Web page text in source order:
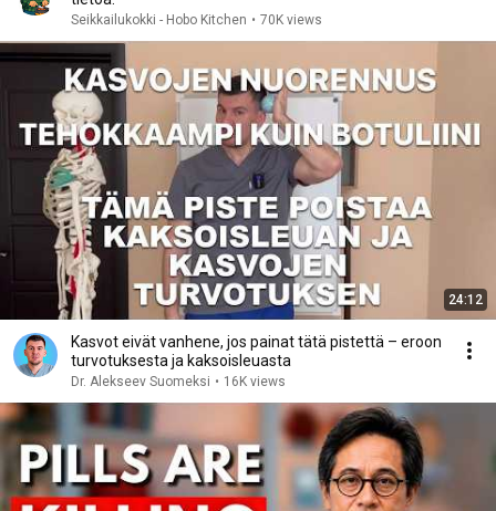
Seikkailukokki - Hobo Kitchen • 70K views
24:12
Kasvot eivät vanhene, jos painat tätä pistettä – eroon
turvotuksesta ja kaksoisleuasta
Dr. Alekseev Suomeksi • 16K views